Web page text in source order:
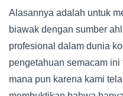
Alasannya adalah untuk
biawak dengan sumber
profesional dalam dunia
pengetahuan semacam
mana pun karena kami